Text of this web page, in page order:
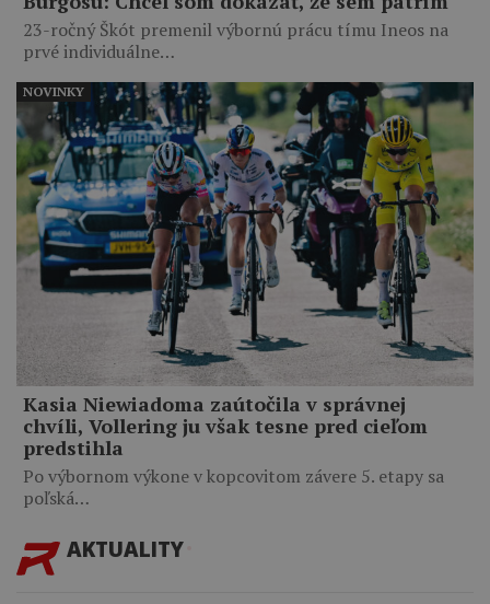
23-ročný Škót premenil výbornú prácu tímu Ineos na
prvé individuálne…
Kasia Niewiadoma zaútočila v správnej
chvíli, Vollering ju však tesne pred cieľom
predstihla
Po výbornom výkone v kopcovitom závere 5. etapy sa
poľská…
NOVINKY
AKTUALITY